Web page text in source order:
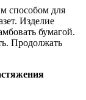
способом для
Изделие
бумагой.
Продолжать